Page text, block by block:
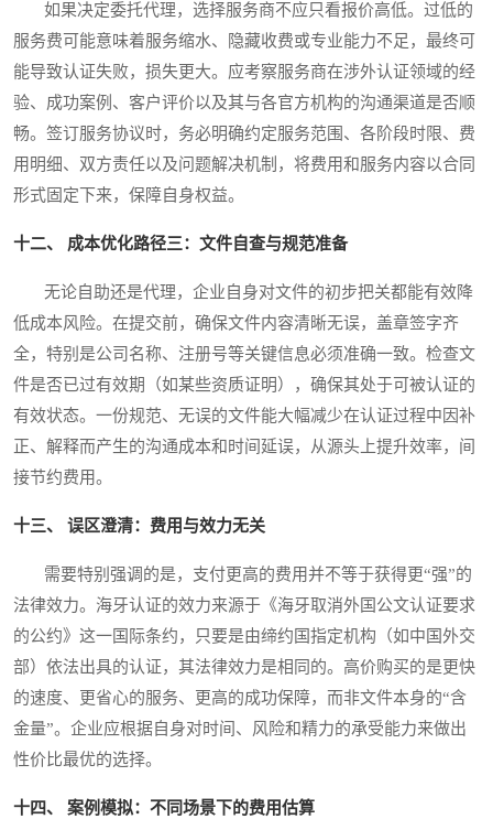
如果决定委托代理，选择服务商不应只看报价高低。过低的
服务费可能意味着服务缩水、隐藏收费或专业能力不足，最终可
能导致认证失败，损失更大。应考察服务商在涉外认证领域的经
验、成功案例、客户评价以及其与各官方机构的沟通渠道是否顺
畅。签订服务协议时，务必明确约定服务范围、各阶段时限、费
用明细、双方责任以及问题解决机制，将费用和服务内容以合同
形式固定下来，保障自身权益。
十二、 成本优化路径三：文件自查与规范准备
无论自助还是代理，企业自身对文件的初步把关都能有效降
低成本风险。在提交前，确保文件内容清晰无误，盖章签字齐
全，特别是公司名称、注册号等关键信息必须准确一致。检查文
件是否已过有效期（如某些资质证明），确保其处于可被认证的
有效状态。一份规范、无误的文件能大幅减少在认证过程中因补
正、解释而产生的沟通成本和时间延误，从源头上提升效率，间
接节约费用。
十三、 误区澄清：费用与效力无关
需要特别强调的是，支付更高的费用并不等于获得更“强”的
法律效力。海牙认证的效力来源于《海牙取消外国公文认证要求
的公约》这一国际条约，只要是由缔约国指定机构（如中国外交
部）依法出具的认证，其法律效力是相同的。高价购买的是更快
的速度、更省心的服务、更高的成功保障，而非文件本身的“含
金量”。企业应根据自身对时间、风险和精力的承受能力来做出
性价比最优的选择。
十四、 案例模拟：不同场景下的费用估算